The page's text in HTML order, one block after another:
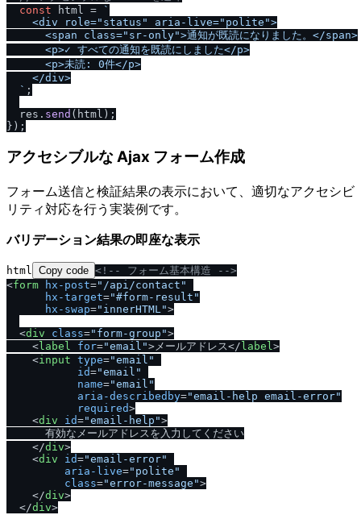
const html =
`
    <div role="status" aria-live="polite">
      <span class="sr-only">通知が既読になりました。<
/span>
      <p>✓ すべての通知を既読にしました<
/p>
      <p>未読: 0件<
/p>
    <
/div>
  `
;
  res.
send (html);
アクセシブルな Ajax フォーム作成
フォーム送信と検証結果の表示において、適切なアクセシビ
リティ対応を行う実装例です。
バリデーション結果の即座な表示
html Copy code <!-- フォーム基本構造 -->
<form hx-post="/api/contact"
hx-target="#form-result"
hx-swap="innerHTML">
<div class="form-group">
<label for="email">メールアドレス</ label>
<input type="email"
id="email"
name="email"
aria-describedby="email-help email-error"
required>
<div id="email-help">
      有効なメールアドレスを入力してください
</div>
<div id="email-error"
aria-live="polite"
class="error-message">
</div>
</div>